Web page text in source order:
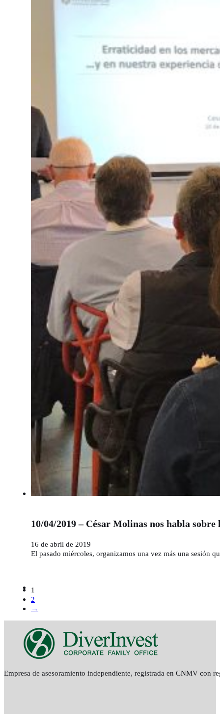
10/04/2019 – César Molinas nos habla
16 de abril de 2019
El pasado miércoles, organizamos una vez más una sesión
1
2
→
Empresa de asesoramiento independiente, registrada en CNMV con